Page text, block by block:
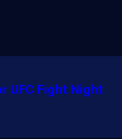
UFC Fight Night